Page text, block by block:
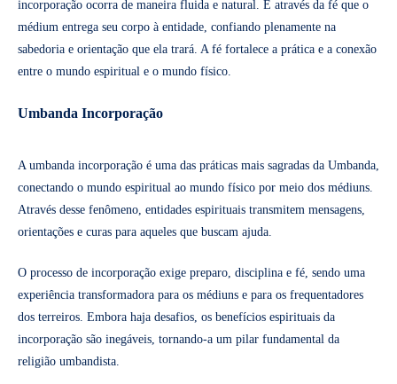
incorporação ocorra de maneira fluida e natural. É através da fé que o
médium entrega seu corpo à entidade, confiando plenamente na
sabedoria e orientação que ela trará. A fé fortalece a prática e a conexão
entre o mundo espiritual e o mundo físico.
Umbanda Incorporação
A umbanda incorporação é uma das práticas mais sagradas da Umbanda,
conectando o mundo espiritual ao mundo físico por meio dos médiuns.
Através desse fenômeno, entidades espirituais transmitem mensagens,
orientações e curas para aqueles que buscam ajuda.
O processo de incorporação exige preparo, disciplina e fé, sendo uma
experiência transformadora para os médiuns e para os frequentadores
dos terreiros. Embora haja desafios, os benefícios espirituais da
incorporação são inegáveis, tornando-a um pilar fundamental da
religião umbandista.